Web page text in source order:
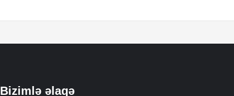
Bizimlə əlaqə